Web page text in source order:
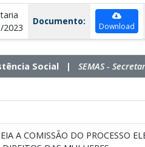
2023
Documento: Download
Social | SEMAS -
A COMISSÃO DO PROCESSO